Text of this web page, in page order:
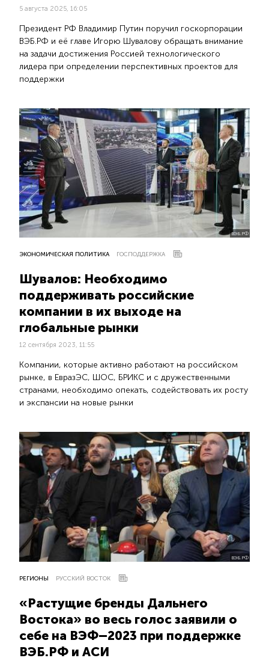
5 августа 2025, 16:05
Президент РФ Владимир Путин поручил госкорпорации
ВЭБ.РФ и её главе Игорю Шувалову обращать внимание
на задачи достижения Россией технологического
лидера при определении перспективных проектов для
поддержки
ВЭБ.РФ
ЭКОНОМИЧЕСКАЯ ПОЛИТИКА ГОСПОДДЕРЖКА
Шувалов: Необходимо
поддерживать российские
компании в их выходе на
глобальные рынки
12 сентября 2023, 11:55
Компании, которые активно работают на российском
рынке, в ЕвразЭС, ШОС, БРИКС и с дружественными
странами, необходимо опекать, содействовать их росту
и экспансии на новые рынки
ВЭБ.РФ
РЕГИОНЫ РУССКИЙ ВОСТОК
«Растущие бренды Дальнего
Востока» во весь голос заявили о
себе на ВЭФ–2023 при поддержке
ВЭБ.РФ и АСИ